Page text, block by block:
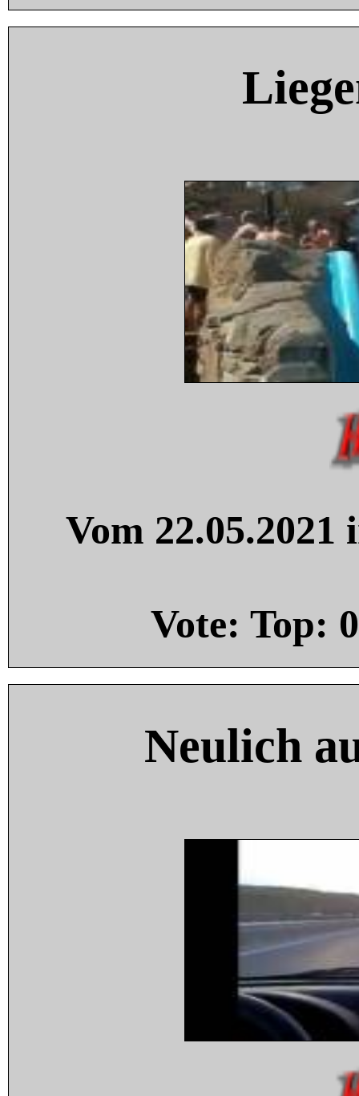
Vom
Vote: Top: 0
Neulich